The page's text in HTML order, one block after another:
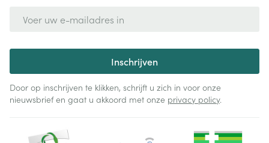
Inschrijven
Door op inschrijven te klikken, schrijft u zich in voor onze
nieuwsbrief en gaat u akkoord met onze privacy policy.